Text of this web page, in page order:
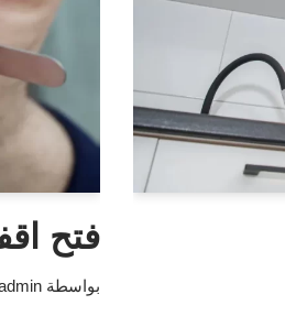
فتح
بواسطة